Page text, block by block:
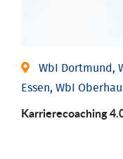
WbI Dortmund,
Essen, WbI
Karriere­coaching